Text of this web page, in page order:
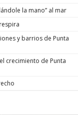
la mano” al mar
y barrios de Punta
crecimiento de Punta